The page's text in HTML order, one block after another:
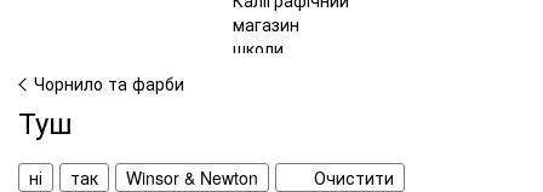
Чорнило та фарби
Туш
ні так Winsor & Newton Очистити